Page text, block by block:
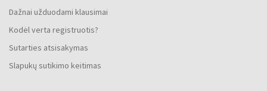
Dažnai užduodami klausimai
Kodėl verta registruotis?
Sutarties atsisakymas
Slapukų sutikimo keitimas